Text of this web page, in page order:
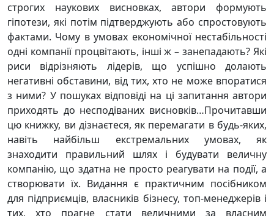
строгих наукових висновках, автори формують
гіпотези, які потім підтверджують або спростовують
фактами. Чому в умовах економічної нестабільності
одні компанії процвітають, інші ж – занепадають? Які
риси відрізняють лідерів, що успішно долають
негативні обставини, від тих, хто не може впоратися
з ними? У пошуках відповіді на ці запитання автори
приходять до несподіваних висновків…Прочитавши
цю книжку, ви дізнаєтеся, як перемагати в будь-яких,
навіть найбільш екстремальних умовах, як
знаходити правильний шлях і будувати величну
компанію, що здатна не просто реагувати на події, а
створювати їх. Видання є практичним посібником
для підприємців, власників бізнесу, топ-менеджерів і
тих, хто прагне стати величними за власним